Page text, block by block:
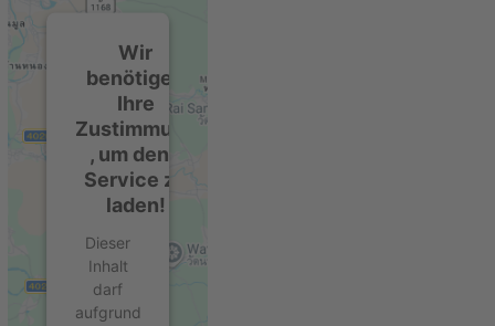
Wir
benötigen
Ihre
Zustimmung
, um den -
Service zu
laden!
Dieser
Inhalt
darf
aufgrund